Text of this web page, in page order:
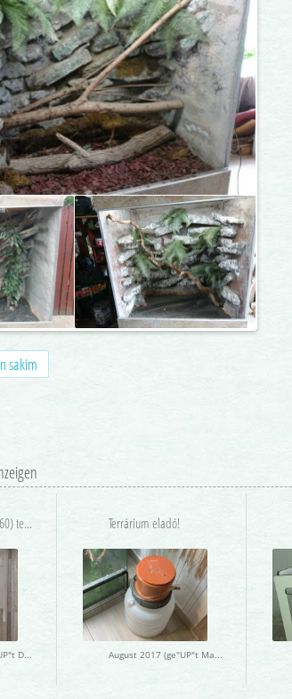
sakim
Eladó álló (40x40x60) terrárium felszereléssel
October 2024 (ge"UP"t December 2024)
Terrárium eladó!
August 2017 (ge"UP"t March 2020)